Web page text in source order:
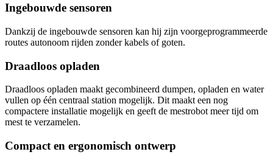
Ingebouwde sensoren
Dankzij de ingebouwde sensoren kan hij zijn voorgeprogrammeerde
routes autonoom rijden zonder kabels of goten.
Draadloos opladen
Draadloos opladen maakt gecombineerd dumpen, opladen en water
vullen op één centraal station mogelijk. Dit maakt een nog
compactere installatie mogelijk en geeft de mestrobot meer tijd om
mest te verzamelen.
Compact en ergonomisch ontwerp